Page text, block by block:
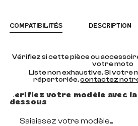
COMPATIBILITÉS DESCRIPTION
Vérifiez si cette pièce ou
votre moto
Liste non exhaustive. Si votre
répertoriée,contactez
Vérifiez votre modèle avec
dessous
Saisissez votre modèle...